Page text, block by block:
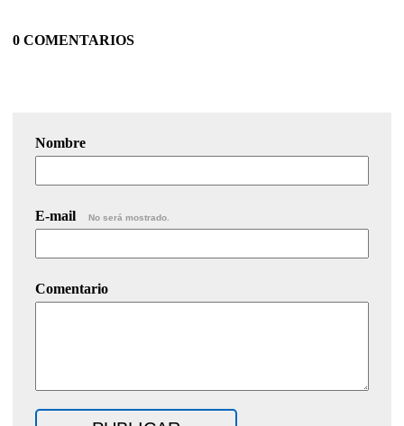
0 COMENTARIOS
Nombre
E-mail No será mostrado.
Comentario